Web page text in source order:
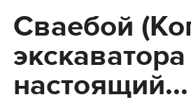
Сваебой
настоящий...